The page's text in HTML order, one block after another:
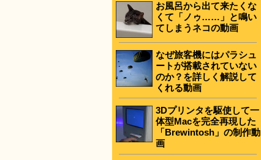
お風呂から出て来たくな
くて「ノゥ……」と鳴い
てしまうネコの動画
なぜ旅客機にはパラシュ
ートが搭載されていない
のか？を詳しく解説して
くれる動画
3Dプリンタを駆使して一
体型Macを完全再現した
「Brewintosh」の制作動
画